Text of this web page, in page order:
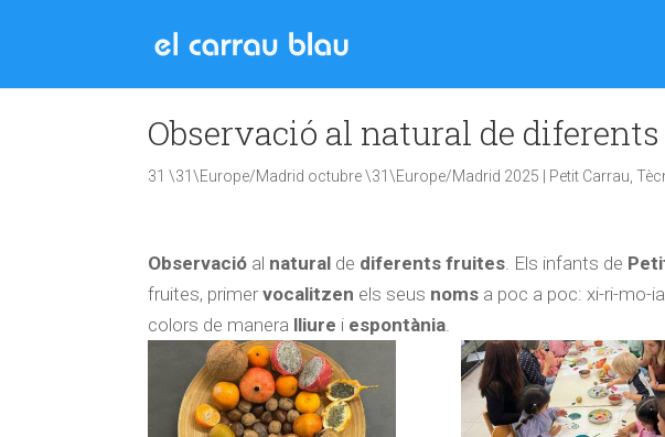
Observació al natural de
31 \31\Europe/Madrid octubre \31\Europe/Madrid 2025 Petit Carrau ,
Observació al natural de diferents fruites. Els infants de
fruites, primervocalitzen els seus noms a poc a poc: xi-ri-mo-
colors de manera lliure i espontània.